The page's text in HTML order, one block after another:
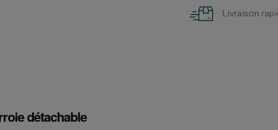
Livraison
détachable